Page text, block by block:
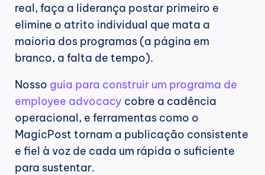
real, faça a liderança postar primeiro e
elimine o atrito individual que mata a
maioria dos programas (a página em
branco, a falta de tempo).
Nosso guia para construir um programa de
employee advocacy cobre a cadência
operacional, e ferramentas como o
MagicPost tornam a publicação consistente
e fiel à voz de cada um rápida o suficiente
para sustentar.